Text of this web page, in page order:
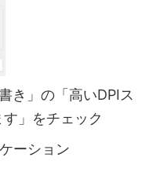
き」の「高いDPIス
」をチェック
ーション